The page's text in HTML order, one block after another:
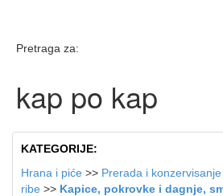
Pretraga za:
kap po kap
KATEGORIJE:
Hrana i piće >> Prerada i
ribe >> Kapice, pokrovke i dagnje,